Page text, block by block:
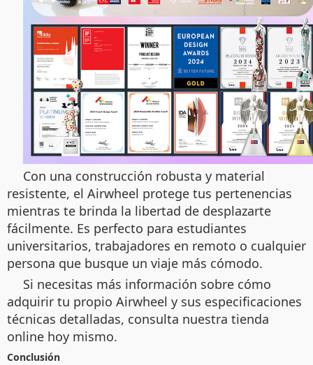
Con una construcción robusta y material
resistente, el Airwheel protege tus pertenencias
mientras te brinda la libertad de desplazarte
fácilmente. Es perfecto para estudiantes
universitarios, trabajadores en remoto o cualquier
persona que busque un viaje más cómodo.
Si necesitas más información sobre cómo
adquirir tu propio Airwheel y sus especificaciones
técnicas detalladas, consulta nuestra tienda
online hoy mismo.
Conclusión